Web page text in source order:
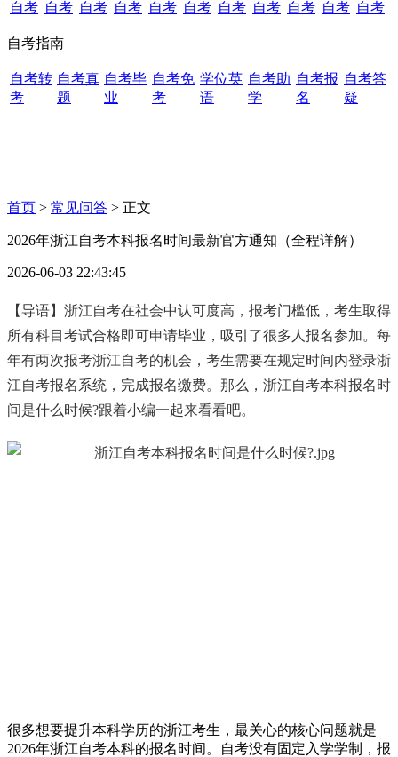
自考 自考 自考 自考 自考 自考 自考 自考 自考 自考 自考
自考指南
自考转
考
自考真
题
自考毕
业
自考免
考
学位英
语
自考助
学
自考报
名
自考答
疑
首页 > 常见问答 > 正文
2026年浙江自考本科报名时间最新官方通知（全程详解）
2026-06-03 22:43:45
【导语】浙江自考在社会中认可度高，报考门槛低，考生取得
所有科目考试合格即可申请毕业，吸引了很多人报名参加。每
年有两次报考浙江自考的机会，考生需要在规定时间内登录浙
江自考报名系统，完成报名缴费。那么，浙江自考本科报名时
间是什么时候?跟着小编一起来看看吧。
很多想要提升本科学历的浙江考生，最关心的核心问题就是
2026年浙江自考本科的报名时间。自考没有固定入学学制，报